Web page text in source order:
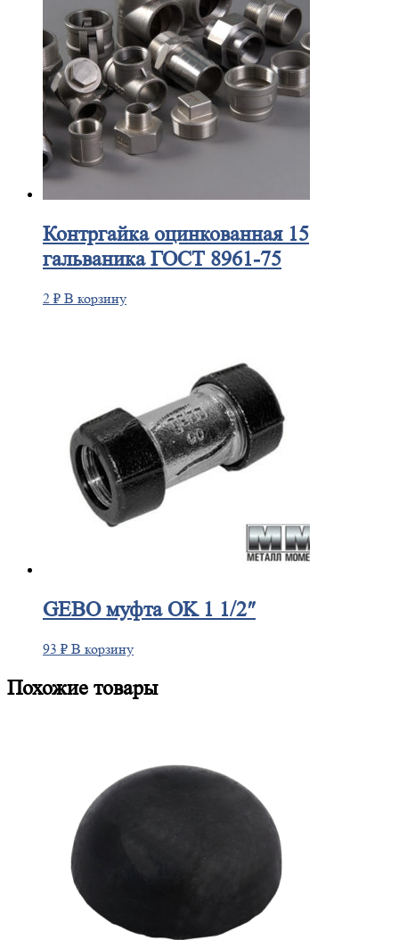
Контргайкаоцинкованная 15
гальваника ГОСТ 8961-75
2 ₽ В корзину
GEBOмуфта OK 1 1/2″
93 ₽ В корзину
Похожие товары